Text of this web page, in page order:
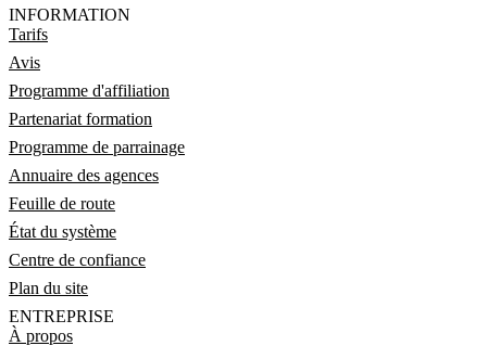
INFORMATION
Tarifs
Avis
Programme d'affiliation
Partenariat formation
Programme de parrainage
Annuaire des agences
Feuille de route
État du système
Centre de confiance
Plan du site
ENTREPRISE
À propos